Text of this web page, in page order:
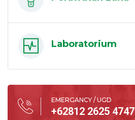
Laboratorium
EMERGANCY / UGD
+62812 2625 4747